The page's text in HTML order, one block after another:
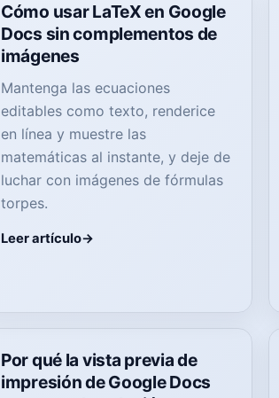
Cómo usar LaTeX en Google
Docs sin complementos de
imágenes
Mantenga las ecuaciones
editables como texto, renderice
en línea y muestre las
matemáticas al instante, y deje de
luchar con imágenes de fórmulas
torpes.
Leer artículo
Por qué la vista previa de
impresión de Google Docs